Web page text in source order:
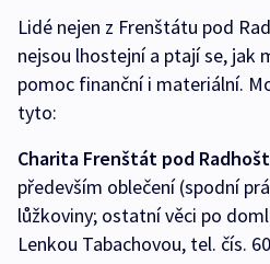
Lidé nejen z Frenštátu pod
nejsou lhostejní a ptají se, jak
pomoc finanční i materiální.
tyto:
Charita Frenštát pod
především oblečení (spodní
lůžkoviny; ostatní věci po
Lenkou Tabachovou, tel. čís.